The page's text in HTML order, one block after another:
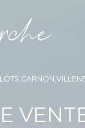
ce